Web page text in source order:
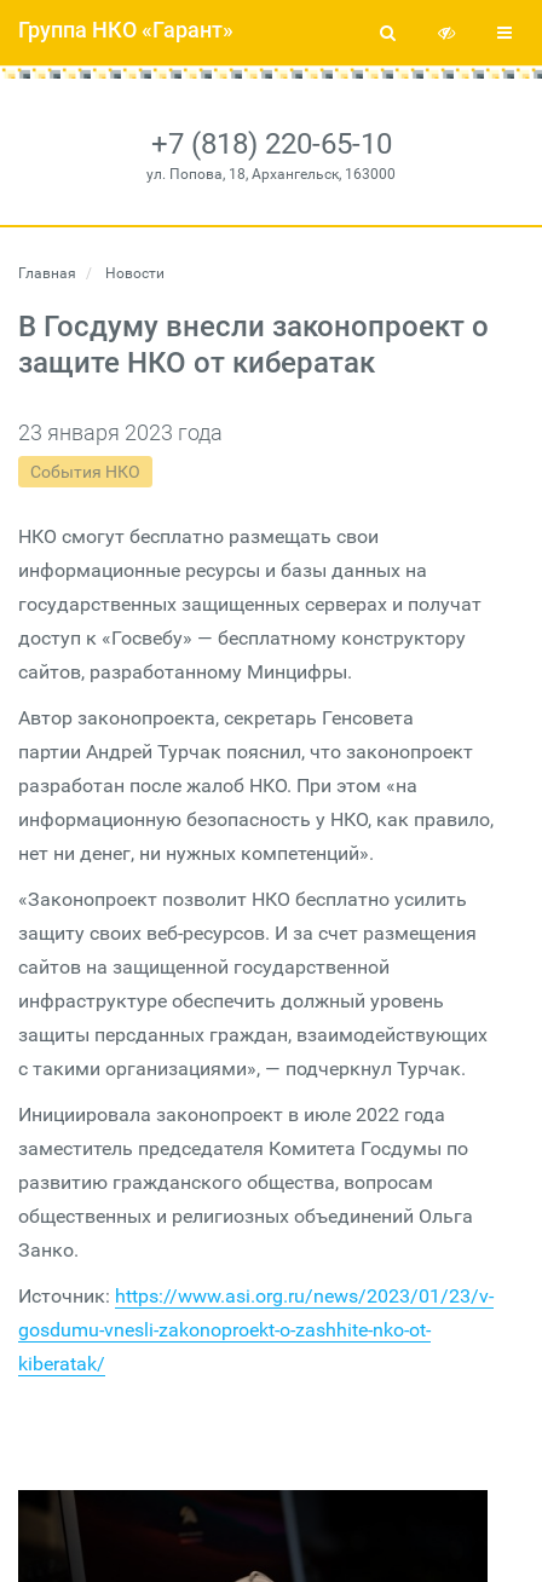
+7 (818) 220-65-10
ул. Попова, 18, Архангельск, 163000
Группа НКО «Гарант»
Главная Новости
В Госдуму внесли законопроект о
защите НКО от кибератак
23 января 2023 года
События НКО
НКО смогут бесплатно размещать свои
информационные ресурсы и базы данных на
государственных защищенных серверах и получат
доступ к «Госвебу» — бесплатному конструктору
сайтов, разработанному Минцифры.
Автор законопроекта, секретарь Генсовета
партии Андрей Турчак пояснил, что законопроект
разработан после жалоб НКО. При этом «на
информационную безопасность у НКО, как правило,
нет ни денег, ни нужных компетенций».
«Законопроект позволит НКО бесплатно усилить
защиту своих веб-ресурсов. И за счет размещения
сайтов на защищенной государственной
инфраструктуре обеспечить должный уровень
защиты персданных граждан, взаимодействующих
с такими организациями», — подчеркнул Турчак.
Инициировала законопроект в июле 2022 года
заместитель председателя Комитета Госдумы по
развитию гражданского общества, вопросам
общественных и религиозных объединений Ольга
Занко.
Источник: https://www.asi.org.ru/news/2023/01/23/v-
gosdumu-vnesli-zakonoproekt-o-zashhite-nko-ot-
kiberatak/